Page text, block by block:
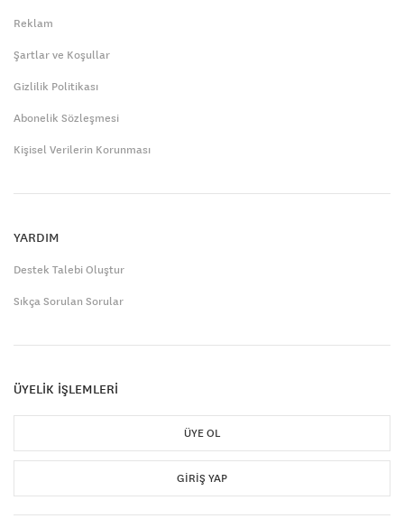
Reklam
Şartlar ve Koşullar
Gizlilik Politikası
Abonelik Sözleşmesi
Kişisel Verilerin Korunması
YARDIM
Destek Talebi Oluştur
Sıkça Sorulan Sorular
ÜYELİK İŞLEMLERİ
ÜYE OL
GIRIŞ YAP